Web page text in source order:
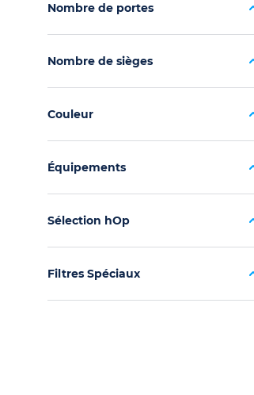
Nombre de portes
Nombre de sièges
Couleur
Équipements
Sélection hOp
Filtres Spéciaux